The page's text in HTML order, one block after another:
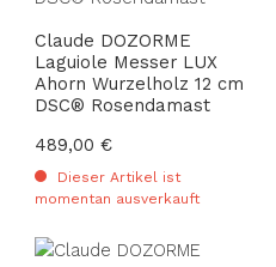
Claude DOZORME
Laguiole Messer LUX
Ahorn Wurzelholz 12 cm
DSC® Rosendamast
Regulärer Preis:
489,00 €
Dieser Artikel ist
momentan ausverkauft